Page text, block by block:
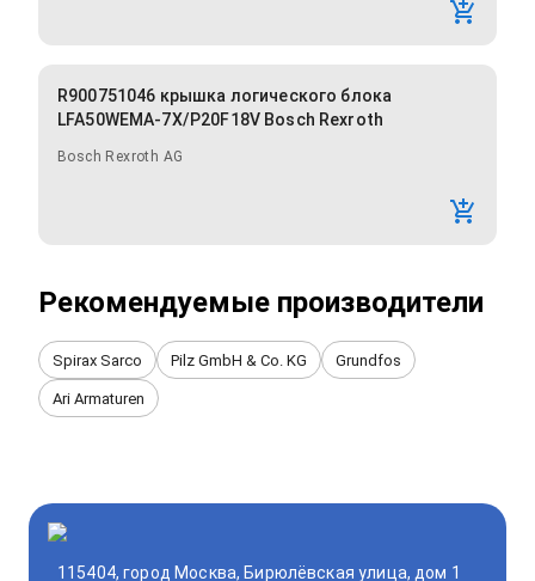
R900751046 крышка логического блока
LFA50WEMA-7X/P20F18V Bosch Rexroth
Bosch Rexroth AG
Рекомендуемые производители
Spirax Sarco Pilz GmbH & Co. KG Grundfos
Ari Armaturen
115404, город Москва, Бирюлёвская улица, дом 1